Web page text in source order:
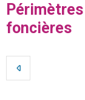
foncières